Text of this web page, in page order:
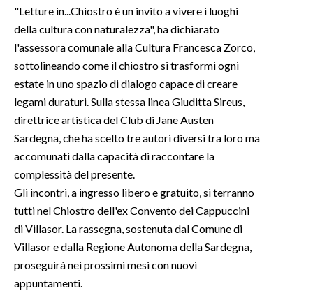
"Letture in...Chiostro è un invito a vivere i luoghi
della cultura con naturalezza", ha dichiarato
l'assessora comunale alla Cultura Francesca Zorco,
sottolineando come il chiostro si trasformi ogni
estate in uno spazio di dialogo capace di creare
legami duraturi. Sulla stessa linea Giuditta Sireus,
direttrice artistica del Club di Jane Austen
Sardegna, che ha scelto tre autori diversi tra loro ma
accomunati dalla capacità di raccontare la
complessità del presente.
Gli incontri, a ingresso libero e gratuito, si terranno
tutti nel Chiostro dell'ex Convento dei Cappuccini
di Villasor. La rassegna, sostenuta dal Comune di
Villasor e dalla Regione Autonoma della Sardegna,
proseguirà nei prossimi mesi con nuovi
appuntamenti.